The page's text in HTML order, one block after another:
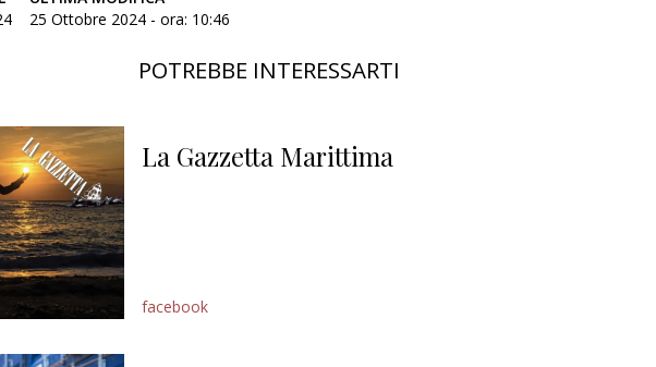
25 Ottobre 2024 - ora: 10:46
POTREBBE INTERESSARTI
La Gazzetta Marittima
facebook